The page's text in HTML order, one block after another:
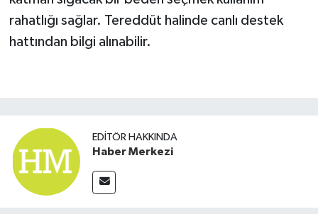
rahatlığı sağlar. Tereddüt halinde canlı destek
hattından bilgi alınabilir.
EDITÖR HAKKINDA
Haber Merkezi